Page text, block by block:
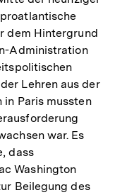
dem Hintergrund
Administration
Lehren aus der
in Paris mussten
war. Es
dass
Washington
Beilegung des